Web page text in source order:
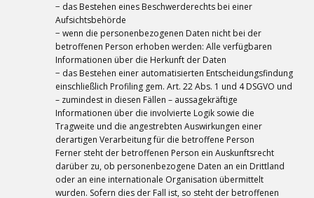
− das Bestehen eines Beschwerderechts bei einer
Aufsichtsbehörde
− wenn die personenbezogenen Daten nicht bei der
betroffenen Person erhoben werden: Alle verfügbaren
Informationen über die Herkunft der Daten
− das Bestehen einer automatisierten Entscheidungsfindung
einschließlich Profiling gem. Art. 22 Abs. 1 und 4 DSGVO und
– zumindest in diesen Fällen – aussagekräftige
Informationen über die involvierte Logik sowie die
Tragweite und die angestrebten Auswirkungen einer
derartigen Verarbeitung für die betroffene Person
Ferner steht der betroffenen Person ein Auskunftsrecht
darüber zu, ob personenbezogene Daten an ein Drittland
oder an eine internationale Organisation übermittelt
wurden. Sofern dies der Fall ist, so steht der betroffenen